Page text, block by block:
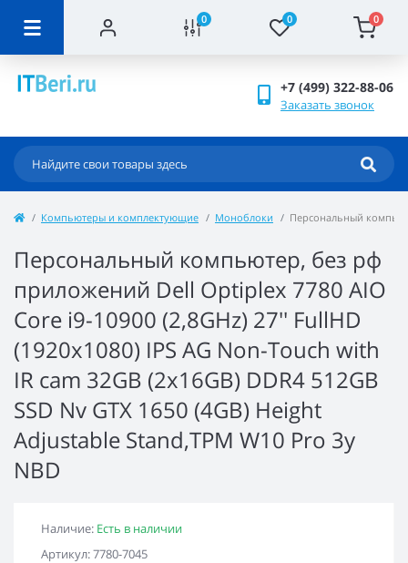
0 0 0
+7 (499) 322-88-06
Заказать звонок
Компьютеры и комплектующие Моноблоки Персональный
Персональный компьютер, без рф
приложений Dell Optiplex 7780 AIO
Core i9-10900 (2,8GHz) 27'' FullHD
(1920x1080) IPS AG Non-Touch with
IR cam 32GB (2x16GB) DDR4 512GB
SSD Nv GTX 1650 (4GB) Height
Adjustable Stand,TPM W10 Pro 3y
NBD
Наличие: Есть в наличии
Артикул: 7780-7045